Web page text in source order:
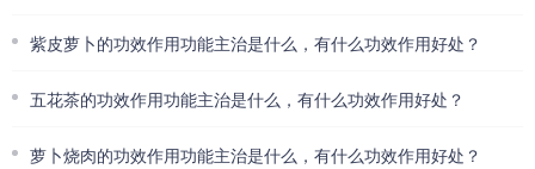
紫皮萝卜的功效作用功能主治是什么，有什么功效作用好处？
五花茶的功效作用功能主治是什么，有什么功效作用好处？
萝卜烧肉的功效作用功能主治是什么，有什么功效作用好处？